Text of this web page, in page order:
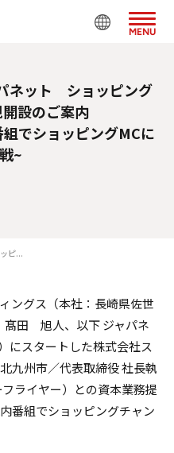
MENU
ネット ショッピング
設のご案内
でショッピングMCに
~
ピ...
ングス（本社：長崎県佐世
髙田 旭人、以下 ジャパネ
にスタートした株式会社ス
九州市／代表取締役 社長執
ライヤー）との資本業務提
番組でショッピングチャン